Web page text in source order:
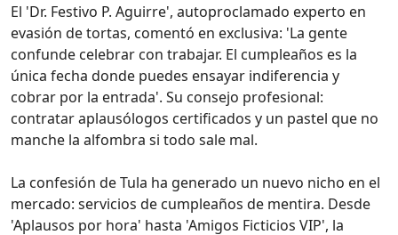
El 'Dr. Festivo P. Aguirre', autoproclamado experto en
evasión de tortas, comentó en exclusiva: 'La gente
confunde celebrar con trabajar. El cumpleaños es la
única fecha donde puedes ensayar indiferencia y
cobrar por la entrada'. Su consejo profesional:
contratar aplausólogos certificados y un pastel que no
manche la alfombra si todo sale mal.
La confesión de Tula ha generado un nuevo nicho en el
mercado: servicios de cumpleaños de mentira. Desde
'Aplausos por hora' hasta 'Amigos Ficticios VIP', la